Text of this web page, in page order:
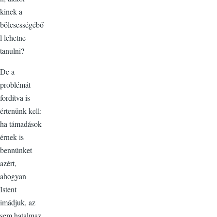
kinek a
bölcsességébő
l lehetne
tanulni?
De a
problémát
fordítva is
értenünk kell:
ha támadások
érnek is
bennünket
azért,
ahogyan
Istent
imádjuk, az